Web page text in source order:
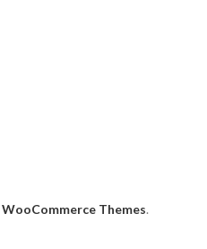
WooCommerce Themes.